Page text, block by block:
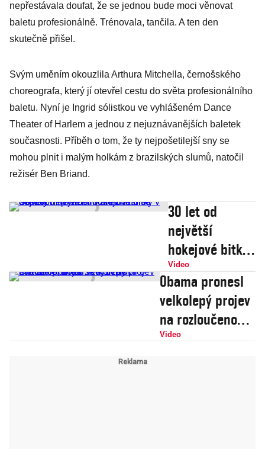
nepřestávala doufat, že se jednou bude moci věnovat
baletu profesionálně. Trénovala, tančila. A ten den
skutečně přišel.
Svým uměním okouzlila Arthura Mitchella, černošského
choreografa, který jí otevřel cestu do světa profesionálního
baletu. Nyní je Ingrid sólistkou ve vyhlášeném Dance
Theater of Harlem a jednou z nejuznávanějších baletek
současnosti. Příběh o tom, že ty nejpošetilejší sny se
mohou plnit i malým holkám z brazilských slumů, natočil
režisér Ben Briand.
30 let od
největší
hokejové bitky
v dějinách.
Rvačku
Kanaďanů se
Sověty
nepřerušilo ani
Video
Obama pronesl
velkolepý projev
na rozloučenou.
Když mluvil o své
Video